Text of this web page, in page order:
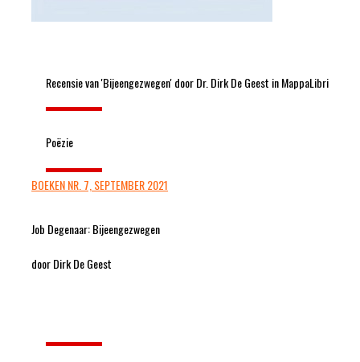
Recensie van 'Bijeengezwegen' door Dr. Dirk De Geest in MappaLibri
Poëzie
BOEKEN NR. 7, SEPTEMBER 2021
Job Degenaar: Bijeengezwegen
door Dirk De Geest